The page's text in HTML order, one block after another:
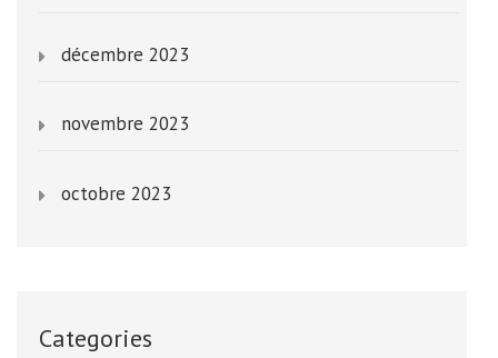
décembre 2023
novembre 2023
octobre 2023
Categories